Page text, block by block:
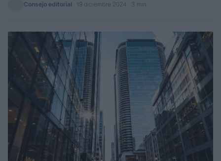
Consejo editorial 19 diciembre 2024 · 3 min